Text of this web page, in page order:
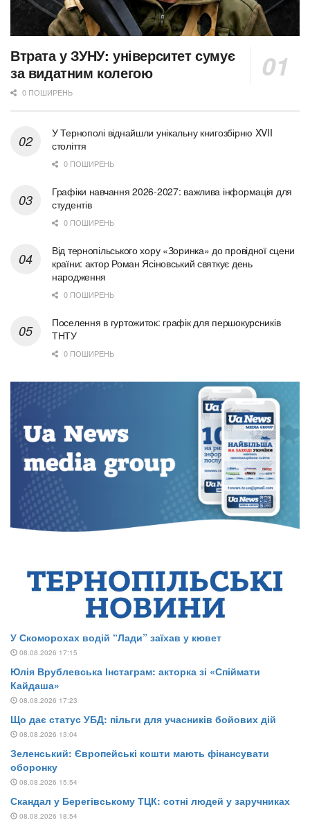
Втрата у ЗУНУ: університет сумує
за видатним колегою
0 ПОШИРЕНЬ
У Тернополі віднайшли унікальну книгозбірню XVII
століття
0 ПОШИРЕНЬ
Графіки навчання 2026-2027: важлива інформація для
студентів
0 ПОШИРЕНЬ
Від тернопільського хору «Зоринка» до провідної сцени
країни: актор Роман Ясіновський святкує день
народження
0 ПОШИРЕНЬ
Поселення в гуртожиток: графік для першокурсників
ТНТУ
0 ПОШИРЕНЬ